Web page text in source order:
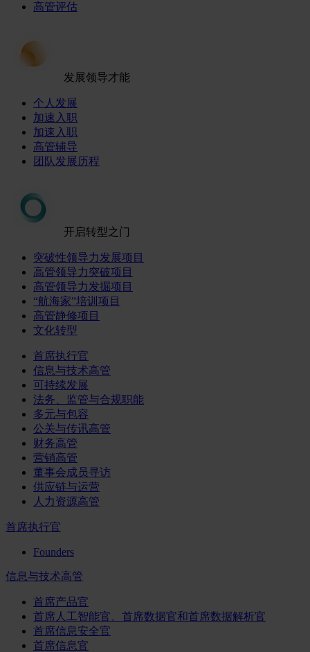
高管评估
发展领导才能
个人发展
加速入职
加速入职
高管辅导
团队发展历程
开启转型之门
突破性领导力发展项目
高管领导力突破项目
高管领导力发掘项目
“航海家”培训项目
高管静修项目
文化转型
首席执行官
信息与技术高管
可持续发展
法务、监管与合规职能
多元与包容
公关与传讯高管
财务高管
营销高管
董事会成员寻访
供应链与运营
人力资源高管
首席执行官
Founders
信息与技术高管
首席产品官
首席人工智能官、首席数据官和首席数据解析官
首席信息安全官
首席信息官